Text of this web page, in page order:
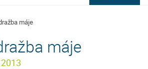
máje
máje